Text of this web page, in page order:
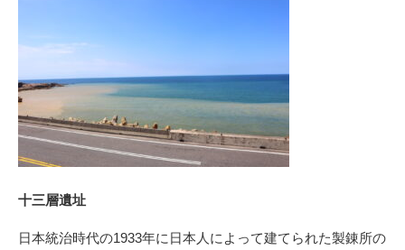
十三層遺址
日本統治時代の1933年に日本人によって建てられた製錬所の